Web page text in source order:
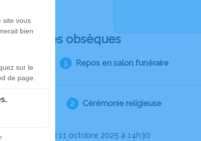
Déroulé des obsèques
Repos en salon funéraire
Cérémonie religieuse
Le samedi 11 octobre 2025 à 14h30